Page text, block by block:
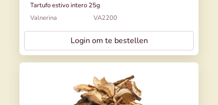
Tartufo estivo intero 25g
Valnerina
VA2200
Login om te bestellen